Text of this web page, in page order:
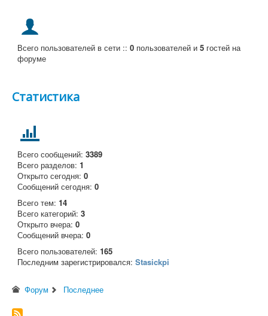
Всего пользователей в сети :: 0 пользователей и 5 гостей на
форуме
Статистика
Всего сообщений: 3389
Всего разделов: 1
Открыто сегодня: 0
Сообщений сегодня: 0
Всего тем: 14
Всего категорий: 3
Открыто вчера: 0
Сообщений вчера: 0
Всего пользователей: 165
Последним зарегистрировался: Stasickpi
Форум Последнее